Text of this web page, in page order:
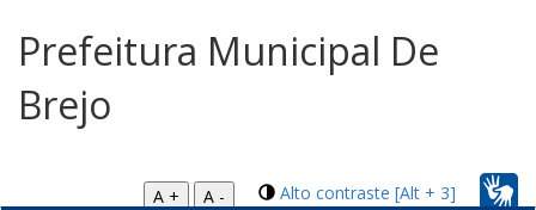
Prefeitura Municipal De
Brejo
Alto contraste [Alt + 3]
A +
A -